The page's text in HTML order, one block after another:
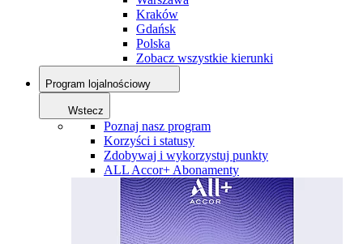
Kraków
Gdańsk
Polska
Zobacz wszystkie kierunki
Program lojalnościowy
Wstecz
Poznaj nasz program
Korzyści i statusy
Zdobywaj i wykorzystuj punkty
ALL Accor+ Abonamenty